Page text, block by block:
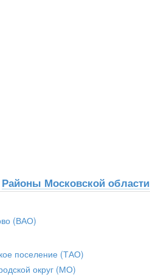
Районы Московской области
(ВАО)
поселение (ТАО)
округ (МО)